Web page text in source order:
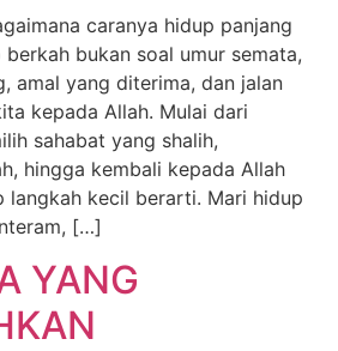
caranya hidup panjang
berkah bukan soal umur semata,
amal yang diterima, dan jalan
kepada Allah. Mulai dari
sahabat yang shalih,
hingga kembali kepada Allah
langkah kecil berarti. Mari hidup
[…]
YANG